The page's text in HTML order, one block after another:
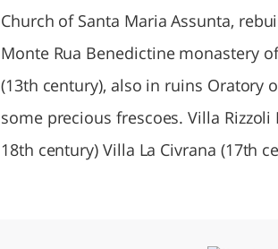
Church of Santa Maria Assunta,
Monte Rua Benedictine monastery
(13th century), also in ruins Oratory
some precious frescoes. Villa
18th century) Villa La Civrana (17th